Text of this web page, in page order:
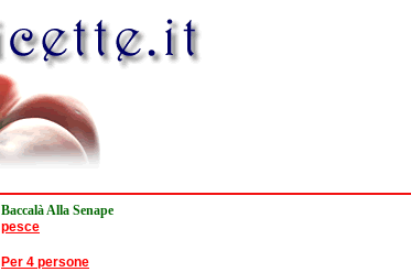
Baccalà Alla Senape
pesce
Per 4 persone